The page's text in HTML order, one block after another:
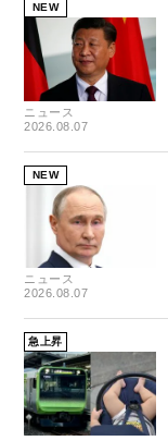
NEW
ニュース
2026.08.07
NEW
ニュース
2026.08.07
急上昇